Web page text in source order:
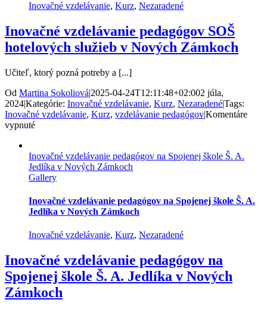
Inovačné vzdelávanie, Kurz, Nezaradené
Inovačné vzdelávanie pedagógov SOŠ
hotelových služieb v Nových Zámkoch
Učiteľ, ktorý pozná potreby a [...]
Od Martina Sokoliová|2025-04-24T12:11:48+02:002 júla,
2024|Kategórie: Inovačné vzdelávanie, Kurz, Nezaradené|Tags:
Inovačné vzdelávanie, Kurz, vzdelávanie pedagógov|Komentáre
vypnuténa
pedagógov
SOŠ
hotelových
v
Nových
Inovačné vzdelávanie pedagógov na Spojenej škole Š. A.
Jedlíka v Nových Zámkoch
Gallery
Inovačné vzdelávanie pedagógov na Spojenej škole Š. A.
Jedlíka v Nových Zámkoch
Inovačné vzdelávanie, Kurz, Nezaradené
Inovačné vzdelávanie pedagógov na
Spojenej škole Š. A. Jedlíka v Nových
Zámkoch